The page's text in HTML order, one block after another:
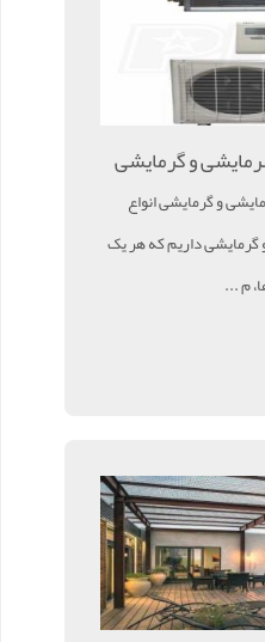
و گرمایشی
و گرمایشی انواع
داریم که هر یک
م ...